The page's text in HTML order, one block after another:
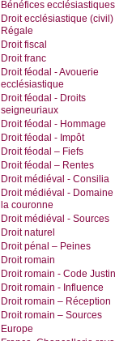
Bénéfices ecclésiastiques
Droit ecclésiastique (civil)
Régale
Droit fiscal
Droit franc
Droit féodal - Avouerie
ecclésiastique
Droit féodal - Droits
seigneuriaux
Droit féodal - Hommage
Droit féodal - Impôt
Droit féodal – Fiefs
Droit féodal – Rentes
Droit médiéval - Consilia
Droit médiéval - Domaine
la couronne
Droit médiéval - Sources
Droit naturel
Droit pénal – Peines
Droit romain
Droit romain - Code
Droit romain - Influence
Droit romain – Réception
Droit romain – Sources
Europe